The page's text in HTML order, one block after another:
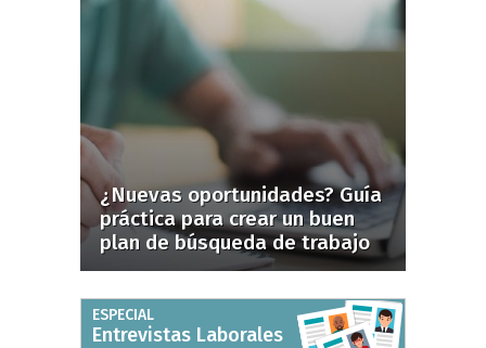
¿Nuevas oportunidades? Guía
práctica para crear un buen
plan de búsqueda de trabajo
ESPECIAL
Entrevistas Laborales